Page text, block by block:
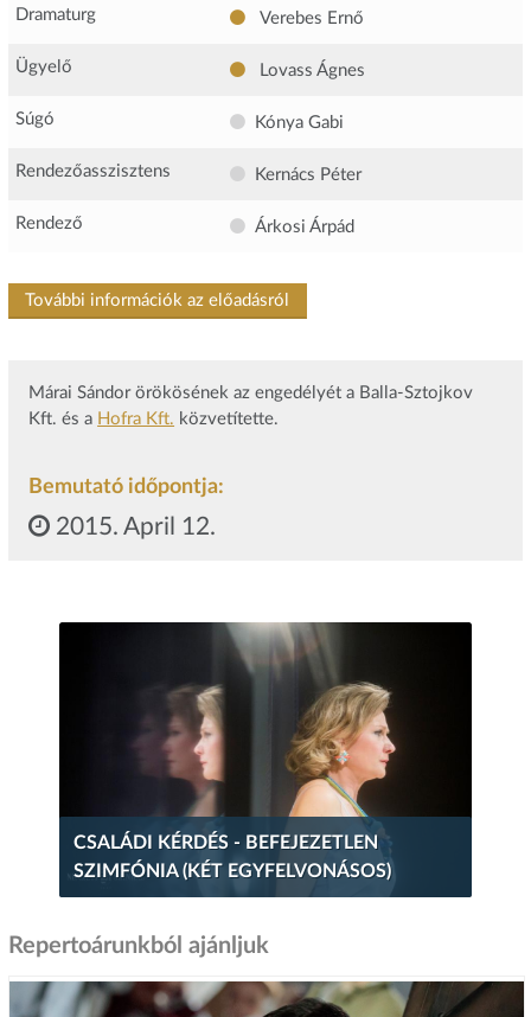
Dramaturg Verebes Ernő
Ügyelő Lovass Ágnes
Súgó Kónya Gabi
Rendezőasszisztens Kernács Péter
Rendező Árkosi Árpád
További információk az előadásról
Márai Sándor örökösének az engedélyét a Balla-Sztojkov
Kft. és a Hofra Kft. közvetítette.
Bemutató időpontja:
2015. April 12.
CSALÁDI KÉRDÉS - BEFEJEZETLEN
SZIMFÓNIA (KÉT EGYFELVONÁSOS)
Repertoárunkból ajánljuk